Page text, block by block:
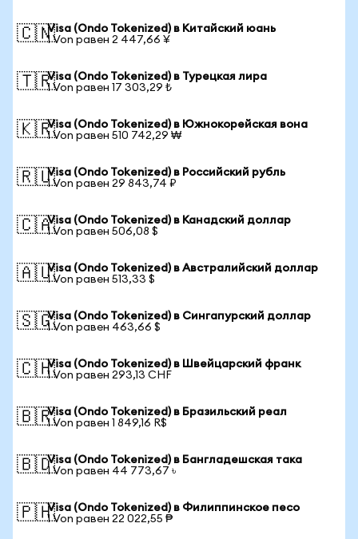
🇨🇳Visa (Ondo Tokenized) в Китайский юань
1 Von равен 2 447,66 ¥
🇹🇷Visa (Ondo Tokenized) в Турецкая лира
1 Von равен 17 303,29 ₺
🇰🇷Visa (Ondo Tokenized) в Южнокорейская вона
1 Von равен 510 742,29 ₩
🇷🇺Visa (Ondo Tokenized) в Российский рубль
1 Von равен 29 843,74 ₽
🇨🇦Visa (Ondo Tokenized) в Канадский доллар
1 Von равен 506,08 $
🇦🇺Visa (Ondo Tokenized) в Австралийский доллар
1 Von равен 513,33 $
🇸🇬Visa (Ondo Tokenized) в Сингапурский доллар
1 Von равен 463,66 $
🇨🇭Visa (Ondo Tokenized) в Швейцарский франк
1 Von равен 293,13 CHF
🇧🇷Visa (Ondo Tokenized) в Бразильский реал
1 Von равен 1 849,16 R$
🇧🇩Visa (Ondo Tokenized) в Бангладешская така
1 Von равен 44 773,67 ৳
🇵🇭Visa (Ondo Tokenized) в Филиппинское песо
1 Von равен 22 022,55 ₱